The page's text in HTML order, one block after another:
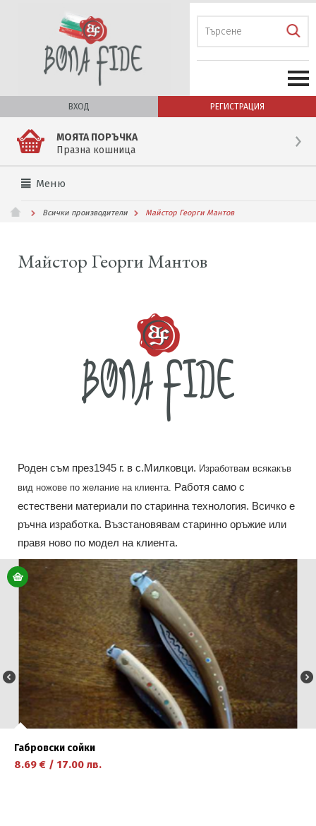
ВХОД РЕГИСТРАЦИЯ
МОЯТА ПОРЪЧКА
Празна кошница
Меню
Всички производители Майстор Георги Мантов
Майстор Георги Мантов
Роден съм през1945 г. в с.Милковци. Изработвам всякакъв
вид ножове по желание на клиента. Работя само с
естествени материали по старинна технология. Всичко е
ръчна изработка. Възстановявам старинно оръжие или
правя ново по модел на клиента.
Габровски сойки
8.69 € / 17.00 лв.